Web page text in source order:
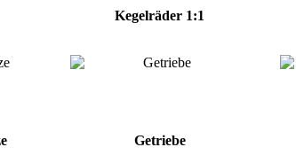
Kegelräder 1:1
Getriebe